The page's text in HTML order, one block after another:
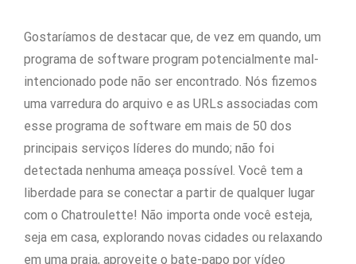
Gostaríamos de destacar que, de vez em quando, um
programa de software program potencialmente mal-
intencionado pode não ser encontrado. Nós fizemos
uma varredura do arquivo e as URLs associadas com
esse programa de software em mais de 50 dos
principais serviços líderes do mundo; não foi
detectada nenhuma ameaça possível. Você tem a
liberdade para se conectar a partir de qualquer lugar
com o Chatroulette! Não importa onde você esteja,
seja em casa, explorando novas cidades ou relaxando
em uma praia, aproveite o bate-papo por vídeo